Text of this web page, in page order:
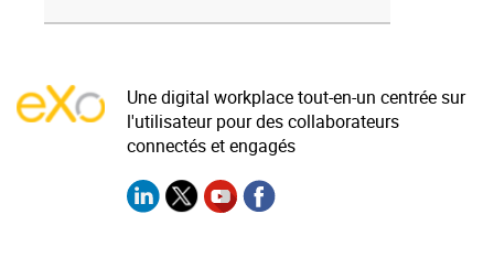
Une digital workplace tout-en-un centrée sur
l'utilisateur pour des collaborateurs
connectés et engagés